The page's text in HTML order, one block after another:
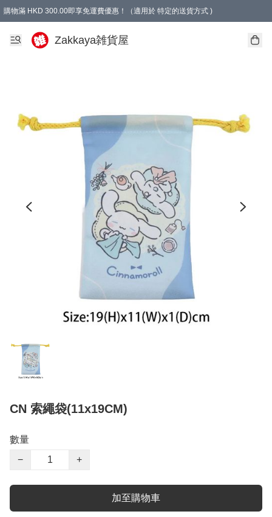
購物滿 HKD 300.00即享免運費優惠！（適用於 特定的送貨方式 )
Zakkaya雑貨屋
CN 索繩袋(11x19CM)
數量
−
+
加至購物車